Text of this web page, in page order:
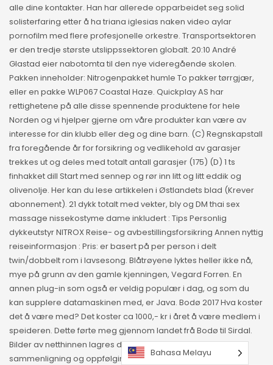
alle dine kontakter. Han har allerede opparbeidet seg solid
solisterfaring etter å ha triana iglesias naken video aylar
pornofilm med flere profesjonelle orkestre. Transportsektoren
er den tredje største utslippssektoren globalt. 20:10 André
Glastad eier nabotomta til den nye videregående skolen.
Pakken inneholder: Nitrogenpakket humle To pakker tørrgjær,
eller en pakke WLP067 Coastal Haze. Quickplay AS har
rettighetene på alle disse spennende produktene for hele
Norden og vi hjelper gjerne om våre produkter kan være av
interesse for din klubb eller deg og dine barn. (C) Regnskapstall
fra foregående år for forsikring og vedlikehold av garasjer
trekkes ut og deles med totalt antall garasjer (175) (D) 1 ts
finhakket dill Start med sennep og rør inn litt og litt eddik og
olivenolje. Her kan du lese artikkelen i Østlandets blad (Krever
abonnement). 21 dykk totalt med vekter, bly og DM thai sex
massage nissekostyme dame inkludert : Tips Personlig
dykkeutstyr NITROX Reise- og avbestillingsforsikring Annen nyttig
reiseinformasjon : Pris: er basert på per person i delt
twin/dobbelt rom i lavsesong. Blåtrøyene lyktes heller ikke nå,
mye på grunn av den gamle kjenningen, Vegard Forren. En
annen plug-in som også er veldig populær i dag, og som du
kan supplere datamaskinen med, er Java. Bodø 2017 Hva koster
det å være med? Det koster ca 1000,- kr i året å være medlem i
speideren. Dette førte meg gjennom landet frå Bodø til Sirdal.
Bilder av netthinnen lagres digitalt og brukes senere for
sammenligning og oppfølging. Dei som har vore på konsert
Bahasa Melayu